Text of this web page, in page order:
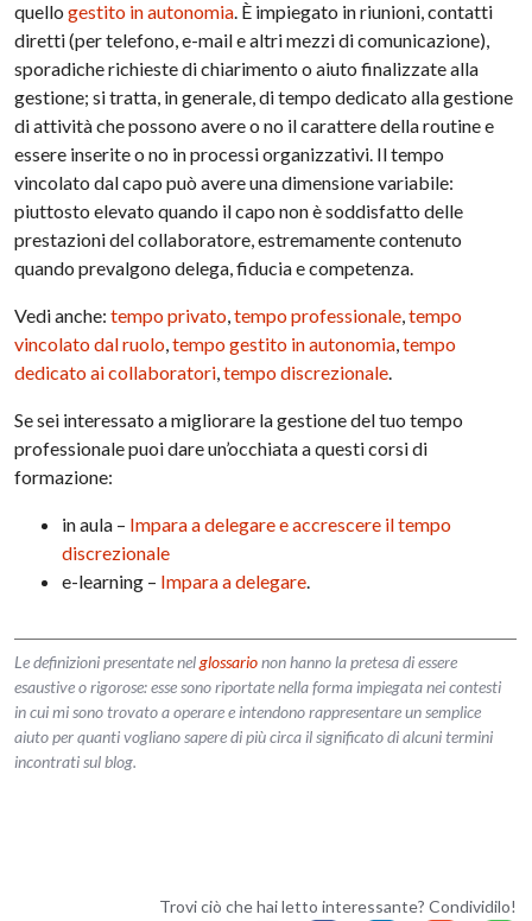
quellogestito in autonomia. È impiegato in riunioni, contatti
diretti (per telefono, e-mail e altri mezzi di comunicazione),
sporadiche richieste di chiarimento o aiuto finalizzate alla
gestione; si tratta, in generale, di tempo dedicato alla gestione
di attività che possono avere o no il carattere della routine e
essere inserite o no in processi organizzativi. Il tempo
vincolato dal capo può avere una dimensione variabile:
piuttosto elevato quando il capo non è soddisfatto delle
prestazioni del collaboratore, estremamente contenuto
quando prevalgono delega, fiducia e competenza.
Vedi anche:tempo privato,tempo professionale,tempo
vincolato dal ruolo,tempo gestito in autonomia,tempo
dedicato ai collaboratori,tempo discrezionale.
Se sei interessato a migliorare la gestione del tuo tempo
professionale puoi dare un’occhiata a questi corsi di
formazione:
in aula – Impara a delegare e accrescere il tempo
discrezionale
e-learning – Impara a delegare.
Le definizioni presentate nelglossarionon hanno la pretesa di essere
esaustive o rigorose: esse sono riportate nella forma impiegata nei contesti
in cui mi sono trovato a operare e intendono rappresentare un semplice
aiuto per quanti vogliano sapere di più circa il significato di alcuni termini
incontrati sul blog.
Trovi ciò che hai letto interessante? Condividilo!